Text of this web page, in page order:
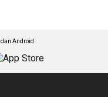
Android